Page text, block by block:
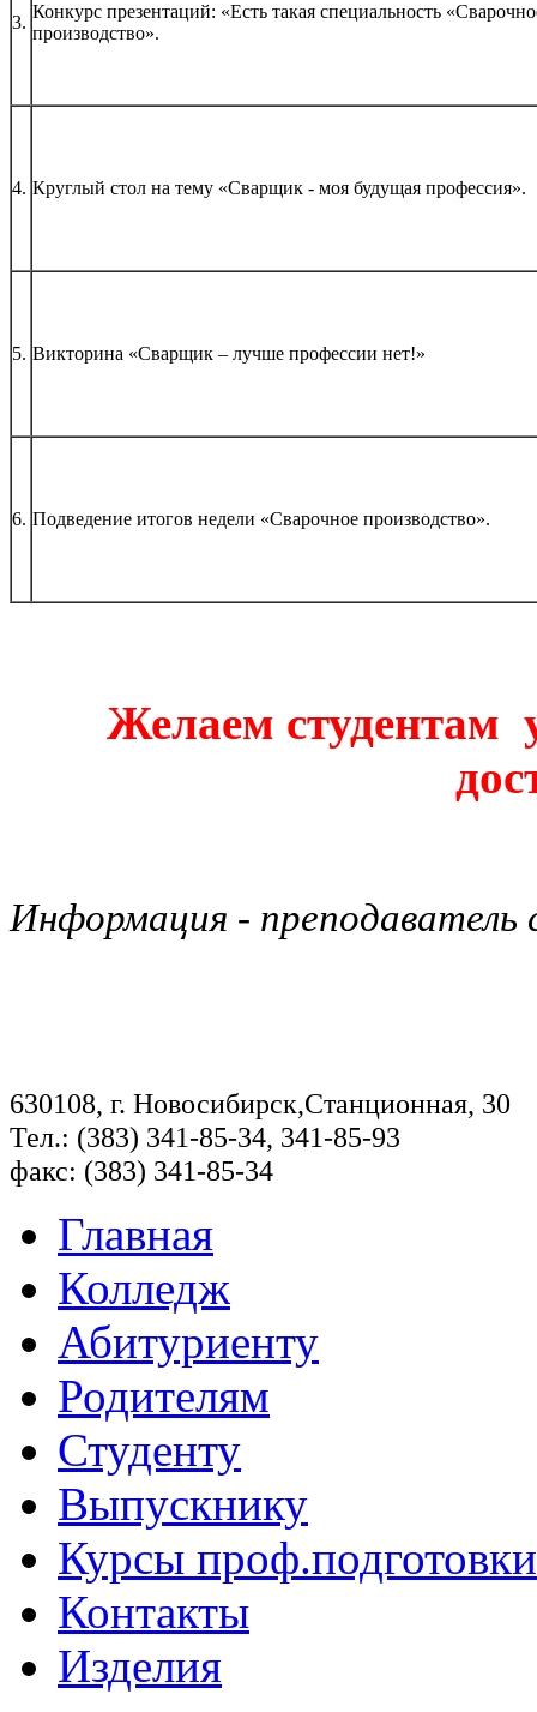
3.
Конкурс презентаций: «Есть такая специальность
производство».
4. Круглый стол на тему «Сварщик - моя будущая профессия».
5. Викторина «Сварщик – лучше профессии нет!»
6. Подведение итогов недели «Сварочное производство».
Желаем студентам
Информация - преподаватель
630108, г. Новосибирск,Станционная, 30
Тел.: (383) 341-85-34, 341-85-93
факс: (383) 341-85-34
Главная
Колледж
Абитуриенту
Родителям
Студенту
Выпускнику
Курсы проф.подготовки
Контакты
Изделия